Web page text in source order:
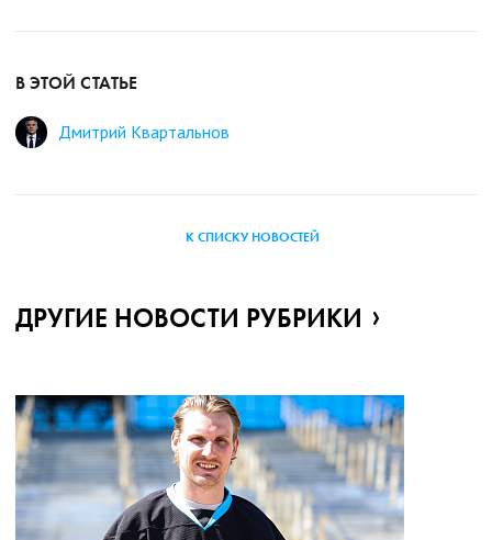
В ЭТОЙ СТАТЬЕ
Дмитрий Квартальнов
К СПИСКУ НОВОСТЕЙ
ДРУГИЕ НОВОСТИ РУБРИКИ